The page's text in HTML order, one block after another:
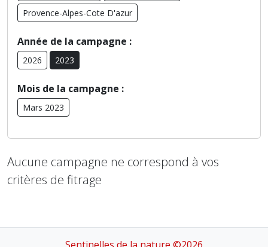
Aucune campagne ne correspond à vos
critères de fitrage
Provence-Alpes-Cote D'azur
Année de la campagne :
2026 2023
Mois de la campagne :
Mars 2023